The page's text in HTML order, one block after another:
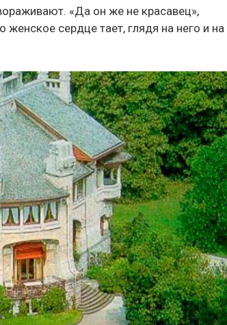
«Да он же не красавец»,
сердце тает, глядя на него и на